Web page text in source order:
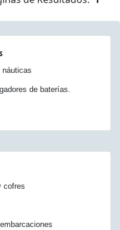
náuticas
de baterías.
cofres